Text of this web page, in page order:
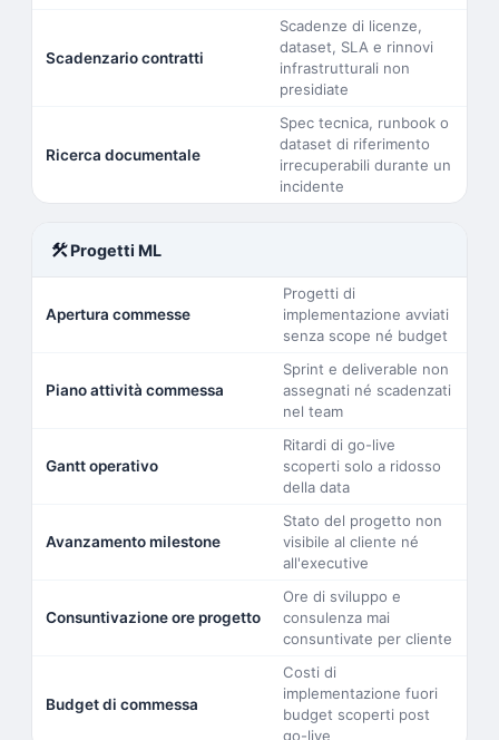
Scadenzario contratti
Scadenze di licenze,
dataset, SLA e rinnovi
infrastrutturali non
presidiate
Ricerca documentale
Spec tecnica, runbook o
dataset di riferimento
irrecuperabili durante un
incidente
constructionProgetti ML
Apertura commesse
Progetti di
implementazione avviati
senza scope né budget
Piano attività commessa
Sprint e deliverable non
assegnati né scadenzati
nel team
Gantt operativo
Ritardi di go-live
scoperti solo a ridosso
della data
Avanzamento milestone
Stato del progetto non
visibile al cliente né
all'executive
Consuntivazione ore progetto
Ore di sviluppo e
consulenza mai
consuntivate per cliente
Budget di commessa
Costi di
implementazione fuori
budget scoperti post
go-live